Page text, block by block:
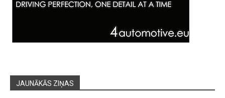
JAUNĀKĀS ZIŅAS